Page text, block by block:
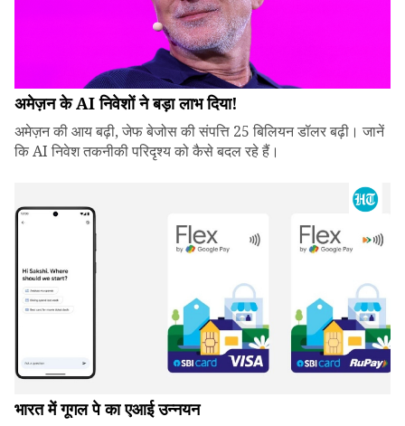
अमेज़न के AI निवेशों ने बड़ा लाभ दिया!
अमेज़न की आय बढ़ी, जेफ बेजोस की संपत्ति 25 बिलियन डॉलर बढ़ी। जानें
कि AI निवेश तकनीकी परिदृश्य को कैसे बदल रहे हैं।
भारत में गूगल पे का एआई उन्नयन